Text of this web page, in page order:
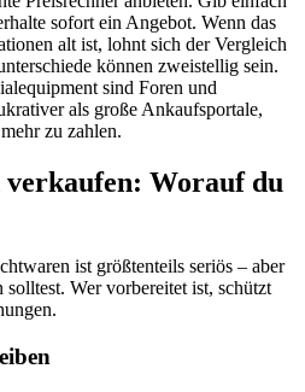
sofort ein Angebot. Wenn das
alt ist, lohnt sich der Vergleich
können zweistellig sein.
sind Foren und
als große Ankaufsportale,
zu zahlen.
verkaufen: Worauf du
ist größtenteils seriös – aber
Wer vorbereitet ist, schützt